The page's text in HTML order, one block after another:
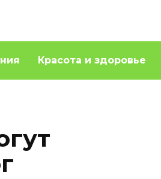
Красота и здоровье